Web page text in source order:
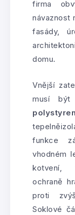
firma
návaznost
fasády,
domu.
Vnější
musí
funkce
vhodném
kotvení,
ochraně
proti
Soklové